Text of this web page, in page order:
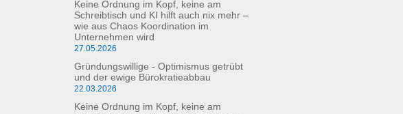
Keine Ordnung im Kopf, keine am
Schreibtisch und KI hilft auch nix mehr –
wie aus Chaos Koordination im
Unternehmen wird
27.05.2026
Gründungswillige - Optimismus getrübt
und der ewige Bürokratieabbau
22.03.2026
Keine Ordnung im Kopf, keine am